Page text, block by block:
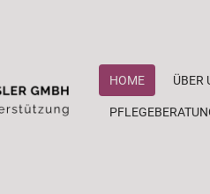
HOME ÜBER